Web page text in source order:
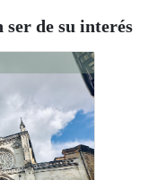
de su interés